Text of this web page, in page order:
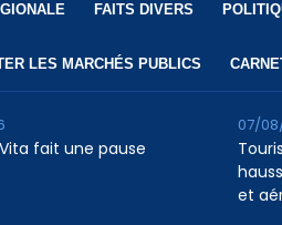
FAITS DIVERS
LES MARCHÉS PUBLICS
fait une pause
et
07/